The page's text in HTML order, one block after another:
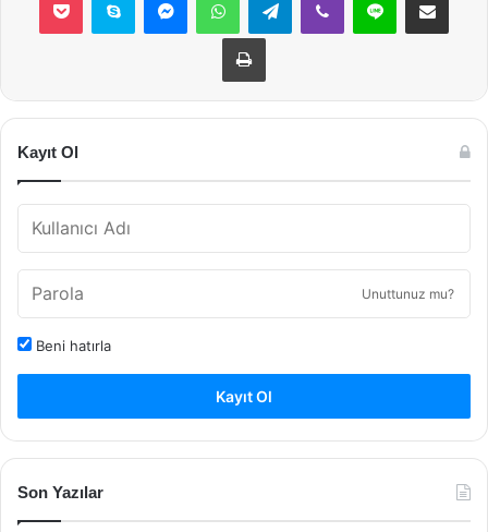
Yazdır
Kayıt Ol
Unuttunuz mu?
Beni hatırla
Kayıt Ol
Son Yazılar